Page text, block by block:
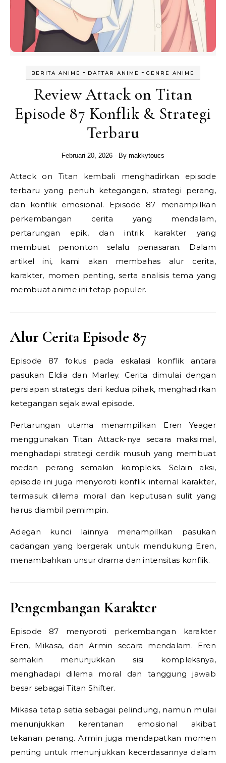
BERITA ANIME - DAFTAR ANIME - GENRE ANIME
Review Attack on Titan
Episode 87 Konflik & Strategi
Terbaru
Februari 20, 2026 - By makkytoucs
Attack on Titan kembali menghadirkan episode
terbaru yang penuh ketegangan, strategi perang,
dan konflik emosional. Episode 87 menampilkan
perkembangan cerita yang mendalam,
pertarungan epik, dan intrik karakter yang
membuat penonton selalu penasaran. Dalam
artikel ini, kami akan membahas alur cerita,
karakter, momen penting, serta analisis tema yang
membuat anime ini tetap populer.
Alur Cerita Episode 87
Episode 87 fokus pada eskalasi konflik antara
pasukan Eldia dan Marley. Cerita dimulai dengan
persiapan strategis dari kedua pihak, menghadirkan
ketegangan sejak awal episode.
Pertarungan utama menampilkan Eren Yeager
menggunakan Titan Attack-nya secara maksimal,
menghadapi strategi cerdik musuh yang membuat
medan perang semakin kompleks. Selain aksi,
episode ini juga menyoroti konflik internal karakter,
termasuk dilema moral dan keputusan sulit yang
harus diambil pemimpin.
Adegan kunci lainnya menampilkan pasukan
cadangan yang bergerak untuk mendukung Eren,
menambahkan unsur drama dan intensitas konflik.
Pengembangan Karakter
Episode 87 menyoroti perkembangan karakter
Eren, Mikasa, dan Armin secara mendalam. Eren
semakin menunjukkan sisi kompleksnya,
menghadapi dilema moral dan tanggung jawab
besar sebagai Titan Shifter.
Mikasa tetap setia sebagai pelindung, namun mulai
menunjukkan kerentanan emosional akibat
tekanan perang. Armin juga mendapatkan momen
penting untuk menunjukkan kecerdasannya dalam